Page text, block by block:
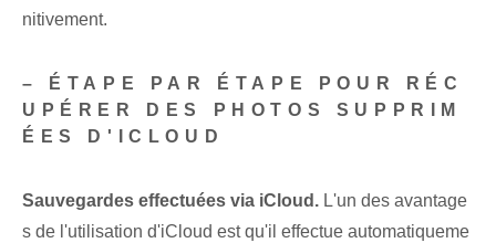
nitivement.
– ÉTAPE PAR ÉTAPE POUR RÉC
UPÉRER DES PHOTOS SUPPRIM
ÉES D'ICLOUD
Sauvegardes ⁢effectuées via iCloud. L'un des avantage
s de l'utilisation d'iCloud est qu'il effectue automatiqueme